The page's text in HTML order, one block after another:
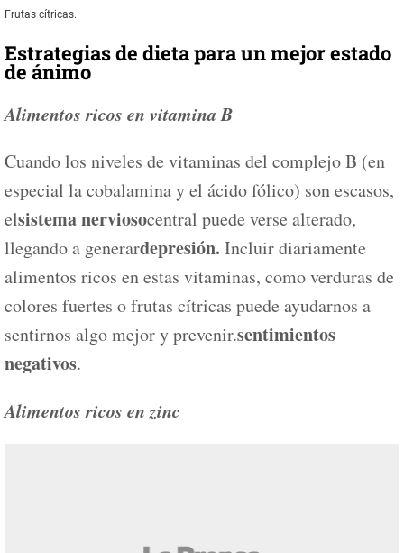
Frutas cítricas.
Estrategias de dieta para un mejor estado
de ánimo
Alimentos ricos en vitamina B
Cuando los niveles de vitaminas del complejo B (en
especial la cobalamina y el ácido fólico) son escasos,
elsistema nerviosocentral puede verse alterado,
llegando a generardepresión. Incluir diariamente
alimentos ricos en estas vitaminas, como verduras de
colores fuertes o frutas cítricas puede ayudarnos a
sentirnos algo mejor y prevenir.sentimientos
negativos.
Alimentos ricos en zinc